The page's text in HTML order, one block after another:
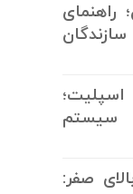
راهنمای
سیستم
صفر: